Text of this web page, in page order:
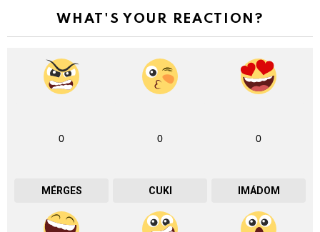
WHAT'S YOUR REACTION?
0
MÉRGES
0
CUKI
0
IMÁDOM